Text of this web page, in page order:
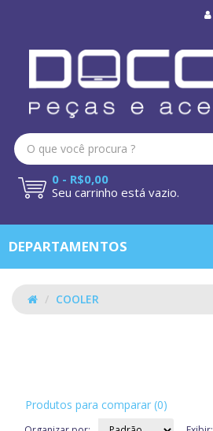
0 - R$0,00
Seu carrinho está vazio.
DEPARTAMENTOS
COOLER
Produtos para comparar (0)